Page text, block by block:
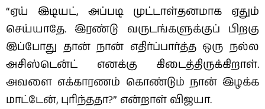
“ஏய் இடியட், அப்படி முட்டாள்தனமாக ஏதும்
செய்யாதே. இரண்டு வருடங்களுக்குப் பிறகு
இப்போது தான் நான் எதிர்ப்பார்த்த ஒரு நல்ல
அசிஸ்டென்ட் எனக்கு கிடைத்திருக்கிறாள்.
அவளை எக்காரணம் கொண்டும் நான் இழக்க
மாட்டேன், புரிந்ததா?” என்றாள் விஜயா.